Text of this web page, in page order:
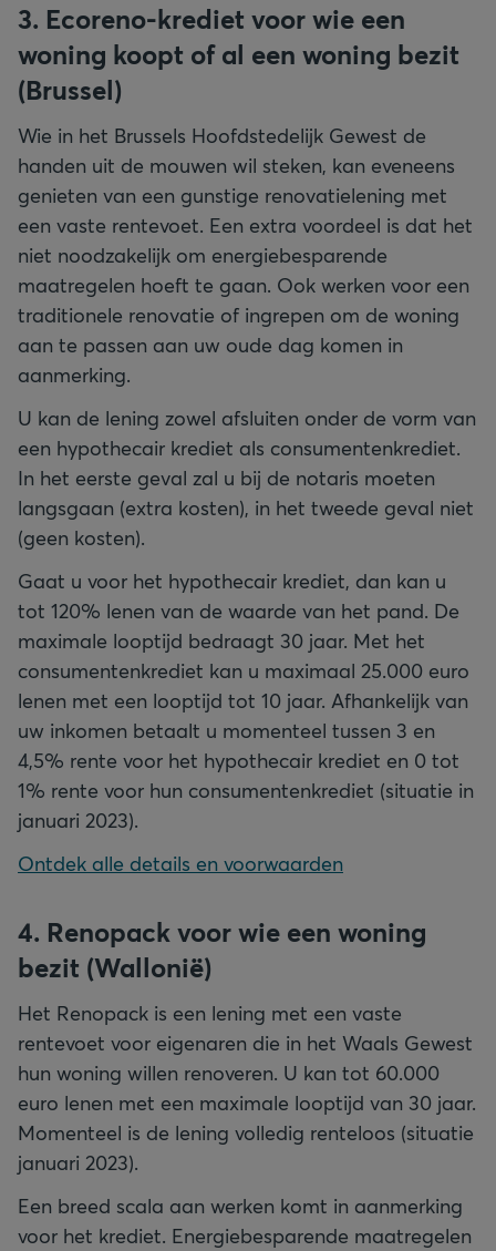
3. Ecoreno-krediet voor wie een
woning koopt of al een woning bezit
(Brussel)
Wie in het Brussels Hoofdstedelijk Gewest de
handen uit de mouwen wil steken, kan eveneens
genieten van een gunstige renovatielening met
een vaste rentevoet. Een extra voordeel is dat het
niet noodzakelijk om energiebesparende
maatregelen hoeft te gaan. Ook werken voor een
traditionele renovatie of ingrepen om de woning
aan te passen aan uw oude dag komen in
aanmerking.
U kan de lening zowel afsluiten onder de vorm van
een hypothecair krediet als consumentenkrediet.
In het eerste geval zal u bij de notaris moeten
langsgaan (extra kosten), in het tweede geval niet
(geen kosten).
Gaat u voor het hypothecair krediet, dan kan u
tot 120% lenen van de waarde van het pand. De
maximale looptijd bedraagt 30 jaar. Met het
consumentenkrediet kan u maximaal 25.000 euro
lenen met een looptijd tot 10 jaar. Afhankelijk van
uw inkomen betaalt u momenteel tussen 3 en
4,5% rente voor het hypothecair krediet en 0 tot
1% rente voor hun consumentenkrediet (situatie in
januari 2023).
Ontdek alle details en voorwaarden
4. Renopack voor wie een woning
bezit (Wallonië)
Het Renopack is een lening met een vaste
rentevoet voor eigenaren die in het Waals Gewest
hun woning willen renoveren. U kan tot 60.000
euro lenen met een maximale looptijd van 30 jaar.
Momenteel is de lening volledig renteloos (situatie
januari 2023).
Een breed scala aan werken komt in aanmerking
voor het krediet. Energiebesparende maatregelen